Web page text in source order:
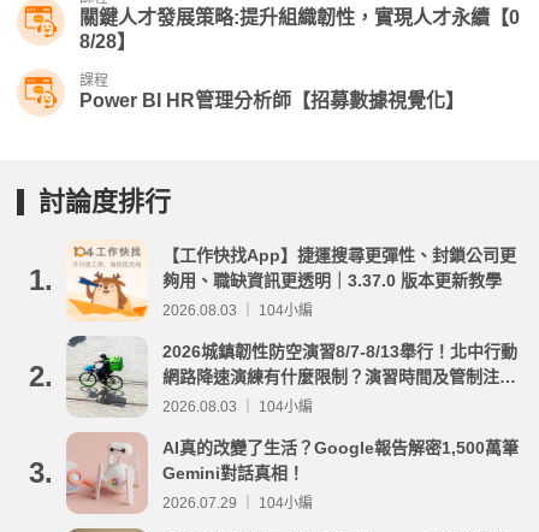
關鍵人才發展策略:提升組織韌性，實現人才永續【0
8/28】
課程
Power BI HR管理分析師【招募數據視覺化】
討論度排行
1.
【工作快找App】捷運搜尋更彈性、封鎖公司更
夠用、職缺資訊更透明｜3.37.0 版本更新教學
2026.08.03 ｜ 104小編
2.
2026城鎮韌性防空演習8/7-8/13舉行！北中行動
網路降速演練有什麼限制？演習時間及管制注意
事項整理
2026.08.03 ｜ 104小編
3.
AI真的改變了生活？Google報告解密1,500萬筆
Gemini對話真相！
2026.07.29 ｜ 104小編